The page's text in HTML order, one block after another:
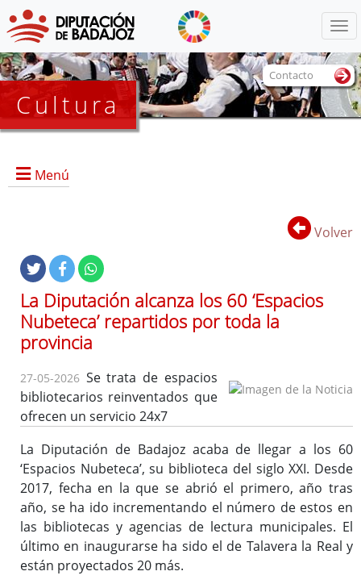
Cultura
Menú
Portada
Información General
Objetivos
Marcos
Referencias
Bibliotecas y Agencias
Solicitud de dotación
Solicitud de material a través del e-mail
Solicitud de la Desiderata
Solicitud para lotes en clubes de lecturas, lotes de libros,
Volver
La Diputación alcanza los 60 ‘Espacios
Nubeteca’ repartidos por toda la
provincia
27-05-2026 Se trata de espacios
bibliotecarios reinventados que
ofrecen un servicio 24x7
La Diputación de Badajoz acaba de llegar a los 60
‘Espacios Nubeteca’, su biblioteca del siglo XXI. Desde
2017, fecha en la que se abrió el primero, año tras
año, se ha ido incrementando el número de estos en
las bibliotecas y agencias de lectura municipales. El
último en inaugurarse ha sido el de Talavera la Real y
están proyectados 20 más.
Contacto